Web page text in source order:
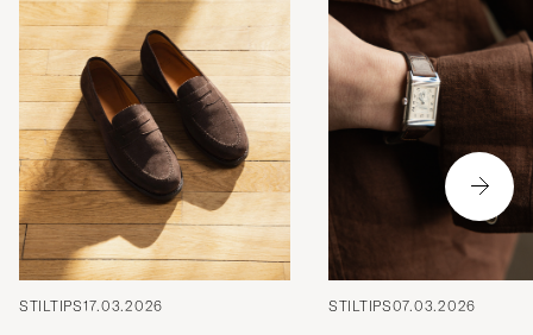
STILTIPS17.03.2026 STILTIPS07.03.2026